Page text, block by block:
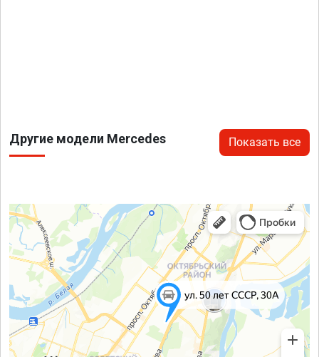
Другие модели Mercedes Показать все